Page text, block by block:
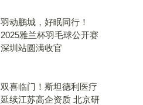
羽动鹏城，好眠同行！
2025雅兰杯羽毛球公开赛
深圳站圆满收官
双喜临门！斯坦德利医疗
延续江苏高企资质 北京研